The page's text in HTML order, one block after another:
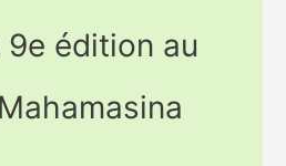
édition au